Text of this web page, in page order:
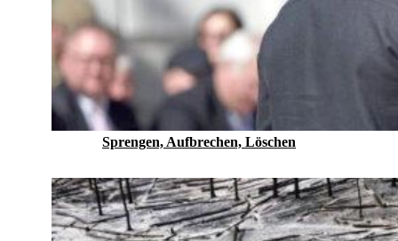
Sprengen, Aufbrechen, Löschen